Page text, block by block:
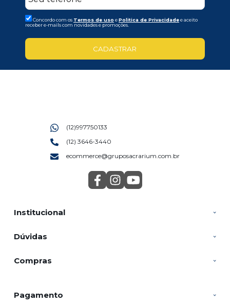
Concordo com os Termos de uso ePolitica de Privacidadee aceito
receber e-mails com novidades e promoções.
CADASTRAR
Institucional
Dúvidas
Compras
(12)997750133
(12) 3646-3440
ecommerce@gruposacrarium.com.br
Pagamento